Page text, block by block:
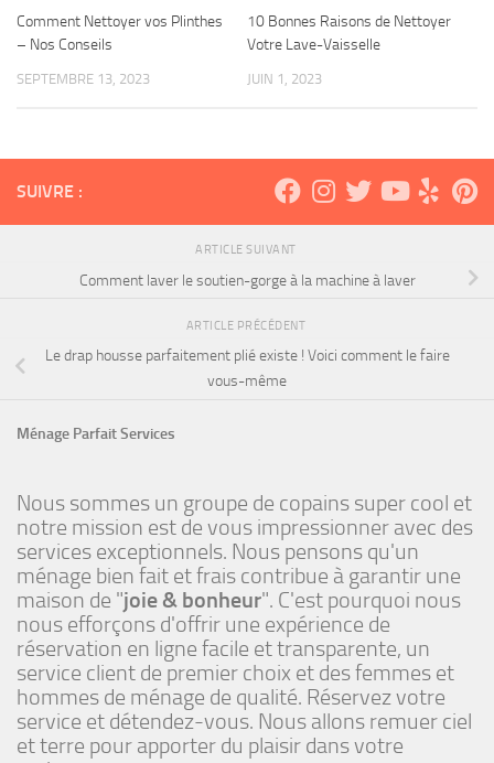
Comment Nettoyer vos Plinthes
– Nos Conseils
SEPTEMBRE 13, 2023
10 Bonnes Raisons de Nettoyer
Votre Lave-Vaisselle
JUIN 1, 2023
SUIVRE :
ARTICLE SUIVANT
Comment laver le soutien-gorge à la machine à laver
ARTICLE PRÉCÉDENT
Le drap housse parfaitement plié existe ! Voici comment le faire
vous-même
Ménage Parfait Services
Nous sommes un groupe de copains super cool et
notre mission est de vous impressionner avec des
services exceptionnels. Nous pensons qu'un
ménage bien fait et frais contribue à garantir une
maison de "joie & bonheur". C'est pourquoi nous
nous efforçons d'offrir une expérience de
réservation en ligne facile et transparente, un
service client de premier choix et des femmes et
hommes de ménage de qualité. Réservez votre
service et détendez-vous. Nous allons remuer ciel
et terre pour apporter du plaisir dans votre